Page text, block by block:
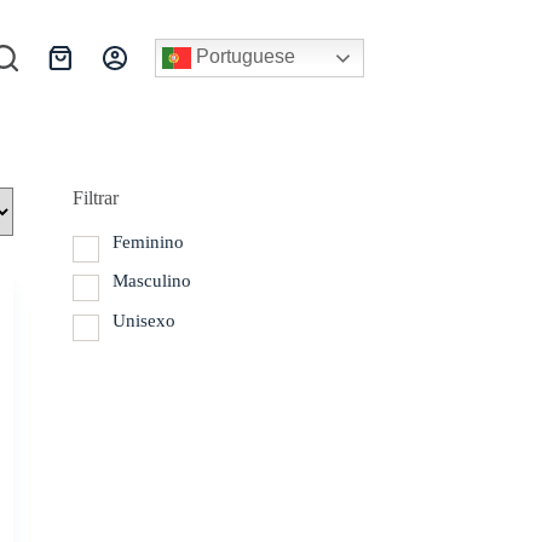
Carrinho
Portuguese
Filtrar
Feminino
Masculino
Unisexo